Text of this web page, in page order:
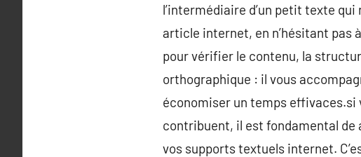
l’intermédiaire d’un petit texte
article internet, en n’hésitant pas
pour vérifier le contenu, la
orthographique : il vous
économiser un temps
contribuent, il est fondamental
vos supports textuels internet.